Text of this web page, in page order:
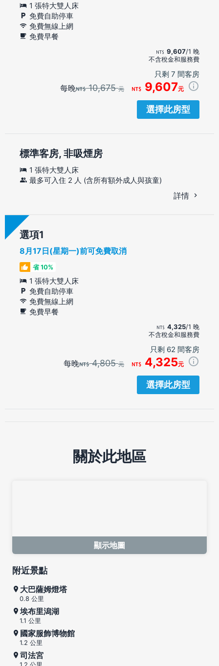
1 張特大雙人床
免費自助停車
免費無線上網
免費早餐
9,607/1 晚
不含稅金和服務費
只剩 7 間客房
每晚 10,675元 9,607元
選擇此房型
標準客房, 非吸煙房
1 張特大雙人床
最多可入住 2 人 (含所有額外成人與孩童)
詳情
選項
8月17日(星期一)前可免費取消
省 10%
1 張特大雙人床
免費自助停車
免費無線上網
免費早餐
4,325/1 晚
不含稅金和服務費
只剩 62 間客房
每晚 4,805元 4,325元
選擇此房型
關於此地區
顯示地圖
附近景點
大巴薩姆燈塔
0.8 公里
埃布里潟湖
1.1 公里
國家服飾博物館
1.2 公里
司法宮
1.2 公里